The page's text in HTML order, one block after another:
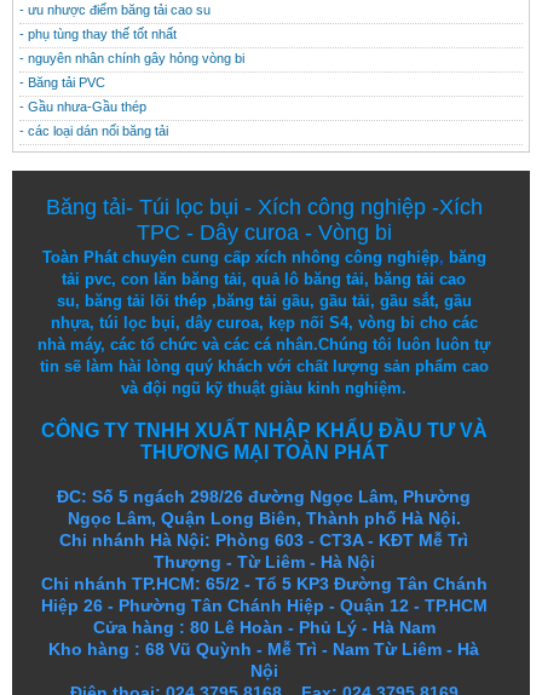
- ưu nhược điểm băng tải cao su
- phụ tùng thay thế tốt nhất
- nguyên nhân chính gây hỏng vòng bi
- Băng tải PVC
- Gầu nhưa-Gầu thép
- các loại dán nối băng tải
Băng tải- Túi lọc bụi - Xích công nghiệp-Xích
TPC - Dây curoa - Vòng bi
Toàn Phát chuyên cung cấp xích nhông công nghiệp, băng
tải pvc,con lăn băng tải,quả lô băng tải, băng tải cao
su, băng tải lõi thép,băng tải gầu, gầu tải, gầu sắt, gầu
nhựa, túi lọc bụi, dây curoa, kẹp nối S4, vòng bi cho các
nhà máy, các tổ chức và các cá nhân.Chúng tôi luôn luôn tự
tin sẽ làm hài lòng quý khách với chất lượng sảnphẩm cao
và đội ngũ kỹ thuật giàu kinh nghiệm.
CÔNG TY TNHH XUẤT NHẬP KHẨU ĐẦU TƯ VÀ
THƯƠNG MẠI TOÀN PHÁT
ĐC: Số 5 ngách 298/26 đường Ngọc Lâm, Phường
Ngọc Lâm, Quận Long Biên, Thành phố Hà Nội.
Chi nhánh Hà Nội: Phòng 603 - CT3A - KĐT Mễ Trì
Thượng - Từ Liêm - Hà Nội
Chi nhánh TP.HCM: 65/2 - Tổ 5 KP3 Đường Tân Chánh
Hiệp 26 - Phường Tân Chánh Hiệp - Quận 12 - TP.HCM
Cửa hàng : 80 Lê Hoàn - Phủ Lý - Hà Nam
Kho hàng :68 Vũ Quỳnh - Mễ Trì - Nam Từ Liêm - Hà
Nội